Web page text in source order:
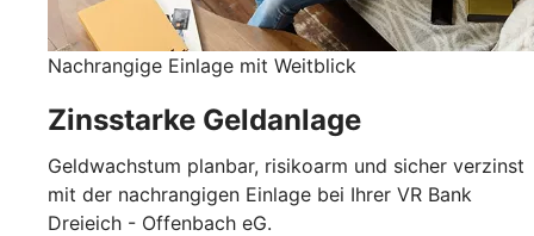
Nachrangige Einlage mit Weitblick
Zinsstarke Geldanlage
Geldwachstum planbar, risikoarm und sicher verzinst
mit der nachrangigen Einlage bei Ihrer VR Bank
Dreieich - Offenbach eG.